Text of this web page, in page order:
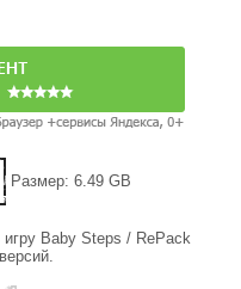
Размер: 6.49 GB
Baby Steps / RePack